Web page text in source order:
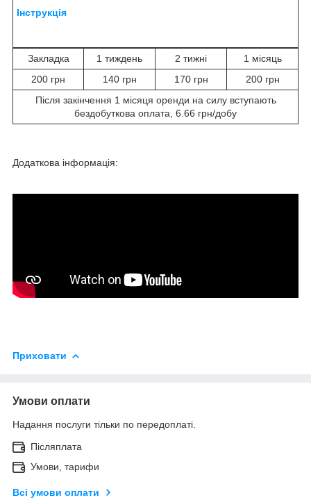
Інструкція
Закладка 1 тиждень 2 тижні
1 місяць
200 грн
140 грн 170 грн
200 грн
Після закінчення 1 місяця оренди на силу вступають
бездобуткова оплата, 6.66 грн/добу
Додаткова інформація:
Приховати
Умови оплати
Надання послуги тільки по передоплаті.
Післяплата
Умови, тарифи
Всі умови оплати